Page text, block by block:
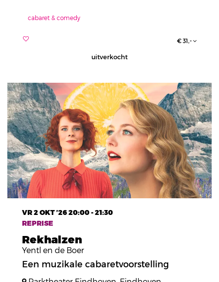
cabaret & comedy
€ 31,-
uitverkocht
Rekhalzen
Yentl en de Boer
REPRISE
VR 2 OKT ’2620:00 - 21:30
Een muzikale cabaretvoorstelling